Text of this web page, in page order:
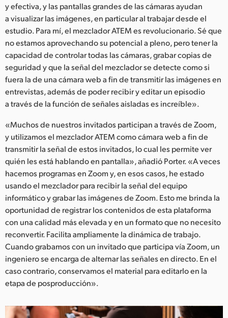
y efectiva, y las pantallas grandes de las cámaras ayudan
a visualizar las imágenes, en particular al trabajar desde el
estudio. Para mí, el mezclador ATEM es revolucionario. Sé que
no estamos aprovechando su potencial a pleno, pero tener la
capacidad de controlar todas las cámaras, grabar copias de
seguridad y que la señal del mezclador se detecte como si
fuera la de una cámara web a fin de transmitir las imágenes en
entrevistas, además de poder recibir y editar un episodio
a través de la función de señales aisladas es increíble».
«Muchos de nuestros invitados participan a través de Zoom,
y utilizamos el mezclador ATEM como cámara web a fin de
transmitir la señal de estos invitados, lo cual les permite ver
quién les está hablando en pantalla», añadió Porter. «A veces
hacemos programas en Zoom y, en esos casos, he estado
usando el mezclador para recibir la señal del equipo
informático y grabar las imágenes de Zoom. Esto me brinda la
oportunidad de registrar los contenidos de esta plataforma
con una calidad más elevada y en un formato que no necesito
reconvertir. Facilita ampliamente la dinámica de trabajo.
Cuando grabamos con un invitado que participa vía Zoom, un
ingeniero se encarga de alternar las señales en directo. En el
caso contrario, conservamos el material para editarlo en la
etapa de posproducción».